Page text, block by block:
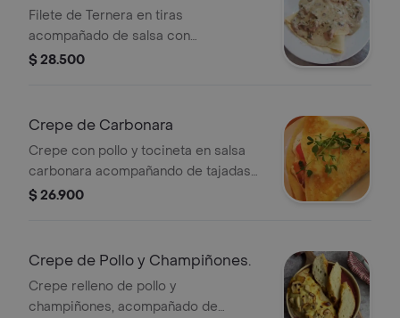
Filete de Ternera en tiras
acompañado de salsa con
champiñones
$ 28.500
Crepe de Carbonara
Crepe con pollo y tocineta en salsa
carbonara acompañando de tajadas
de pan francés.
$ 26.900
Crepe de Pollo y Champiñones.
Crepe relleno de pollo y
champiñones, acompañado de